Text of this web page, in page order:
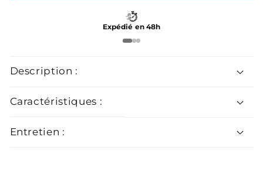
Champagne
Expédié en 48h
Description :
Caractéristiques :
Entretien :